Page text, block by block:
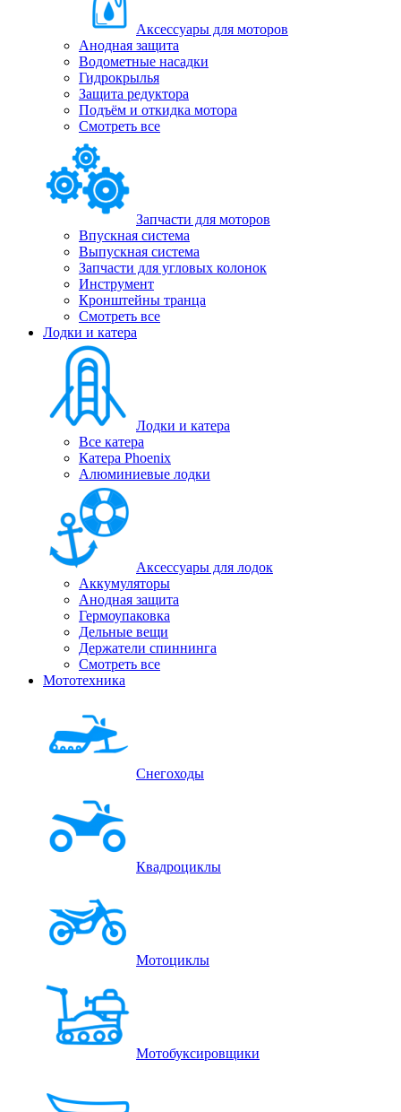
Аксессуары для моторов
Анодная защита
Водометные насадки
Гидрокрылья
Защита редуктора
Подъём и откидка мотора
Смотреть все
Запчасти для моторов
Впускная система
Выпускная система
Запчасти для угловых колонок
Инструмент
Кронштейны транца
Смотреть все
Лодки и катера
Лодки и катера
Все катера
Катера Phoenix
Алюминиевые лодки
Аксессуары для лодок
Аккумуляторы
Анодная защита
Гермоупаковка
Дельные вещи
Держатели спиннинга
Смотреть все
Мототехника
Снегоходы
Квадроциклы
Мотоциклы
Мотобуксировщики